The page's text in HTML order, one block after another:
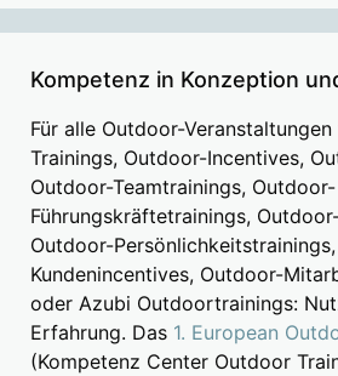
Kompetenz in Konzeption
Für alle Outdoor-
Trainings, Outdoor-Incentives,
Outdoor-Teamtrainings, Outdoor-
Führungskräftetrainings,
Outdoor-
Kundenincentives, Outdoor-
oder Azubi Outdoortrainings:
Erfahrung. Das 1. European
(Kompetenz Center Outdoor